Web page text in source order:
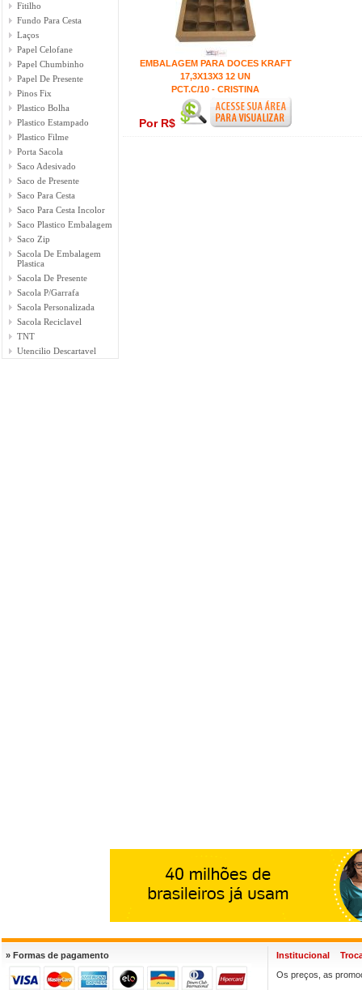
Fitilho
Fundo Para Cesta
Laços
Papel Celofane
Papel Chumbinho
Papel De Presente
Pinos Fix
Plastico Bolha
Plastico Estampado
Plastico Filme
Porta Sacola
Saco Adesivado
Saco de Presente
Saco Para Cesta
Saco Para Cesta Incolor
Saco Plastico Embalagem
Saco Zip
Sacola De Embalagem
Plastica
Sacola De Presente
Sacola P/Garrafa
Sacola Personalizada
Sacola Reciclavel
TNT
Utencilio Descartavel
EMBALAGEM PARA DOCES KRAFT
17,3X13X3 12 UN
PCT.C/10 - CRISTINA
Por R$
» Formas de pagamento Institucional
Os preços, as